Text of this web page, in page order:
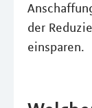
der
einsparen.